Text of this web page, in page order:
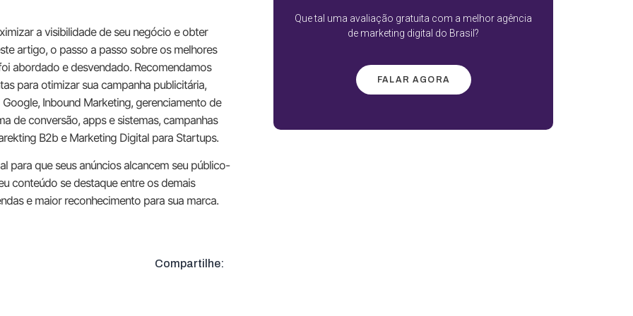
a visibilidade de seu negócio e obter
artigo, o passo a passo sobre os melhores
abordado e desvendado. Recomendamos
para otimizar sua campanha publicitária,
Inbound Marketing, gerenciamento de
de conversão, apps e sistemas, campanhas
B2b e Marketing Digital para Startups.
para que seus anúncios alcancem seu público-
conteúdo se destaque entre os demais
e maior reconhecimento para sua marca.
Compartilhe:
Que tal uma avaliação gratuita com a melhor agência
de marketing digital do Brasil?
FALAR AGORA